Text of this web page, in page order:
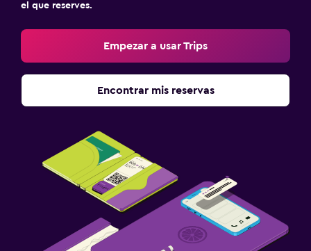
el que reserves.
Empezar a usar Trips
Encontrar mis reservas